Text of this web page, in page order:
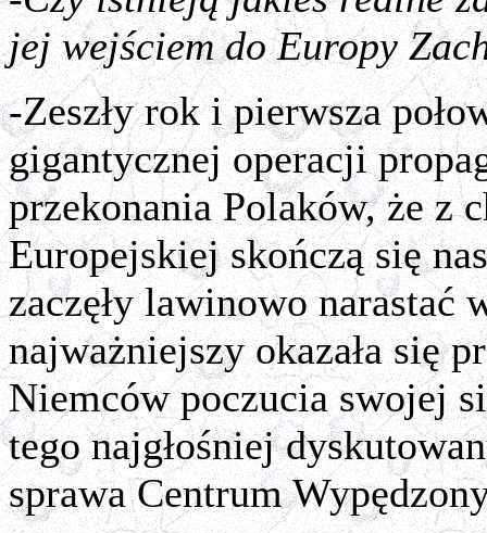
jej wejściem do Europy
-Zeszły rok i pierwsza
gigantycznej operacji
przekonania Polaków, że z
Europejskiej skończą się
zaczęły lawinowo
najważniejszy okazała się
Niemców poczucia swojej
tego najgłośniej
sprawa Centrum